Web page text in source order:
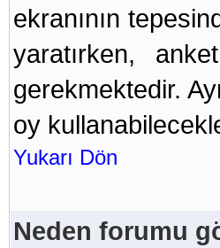
ekranının
yaratırken,
gerekmektedir.
oy
Yukarı Dön
Neden forumu